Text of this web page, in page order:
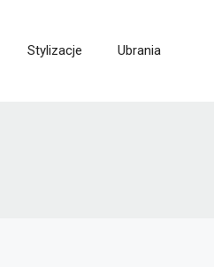
Stylizacje Ubrania